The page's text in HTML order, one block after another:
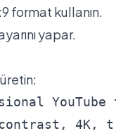
format kullanın.
yapar.
4K,